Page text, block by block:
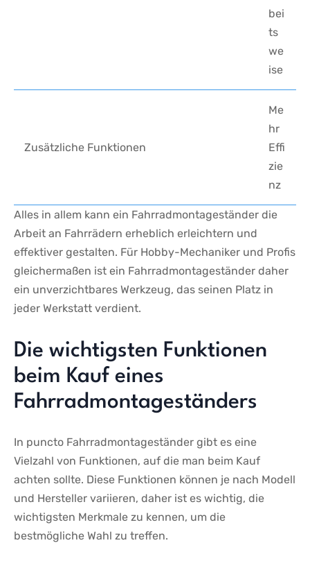
bei
ts
we
ise
Zusätzliche ​Funktionen
Me
hr
Effi
zie
nz
Alles in allem kann ein Fahrradmontageständer ⁤die
⁢Arbeit an‍ Fahrrädern erheblich erleichtern und
effektiver gestalten. Für Hobby-Mechaniker ⁤und Profis
⁢gleichermaßen ist ein Fahrradmontageständer daher
ein​ unverzichtbares Werkzeug, das seinen Platz in
⁤jeder Werkstatt verdient.
Die⁤ wichtigsten Funktionen
beim Kauf eines
Fahrradmontageständers
In puncto Fahrradmontageständer ​gibt es eine
Vielzahl von Funktionen,⁢ auf die man beim Kauf
achten sollte. Diese Funktionen können je nach Modell
und Hersteller⁢ variieren, daher ist es wichtig, die
wichtigsten Merkmale zu ⁣kennen,​ um die
bestmögliche Wahl ‍zu ‌treffen.